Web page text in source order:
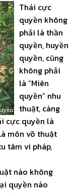
Thái cực
quyền không
phải là thần
quyền, huyền
quyền, cũng
không phải
là “Miên
quyền” nhu
thuật, càng
cực quyền là
môn võ thuật
tâm vi pháp,
nào không
quyền nào